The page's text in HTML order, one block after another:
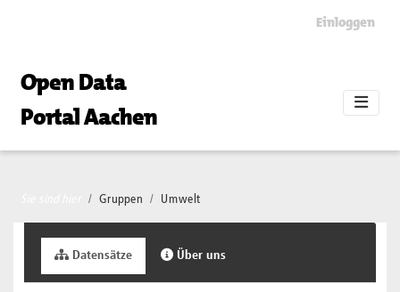
Einloggen
Open Data
Portal Aachen
Gruppen Umwelt
Datensätze Über uns